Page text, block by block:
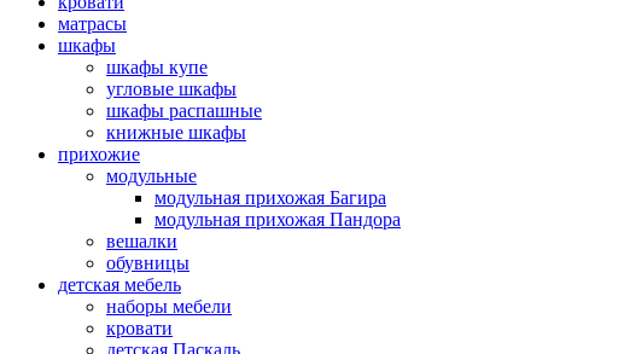
матрасы
шкафы
шкафы купе
угловые шкафы
шкафы распашные
книжные шкафы
прихожие
модульные
модульная прихожая Багира
модульная прихожая Пандора
вешалки
обувницы
детская мебель
наборы мебели
кровати
детская Паскаль